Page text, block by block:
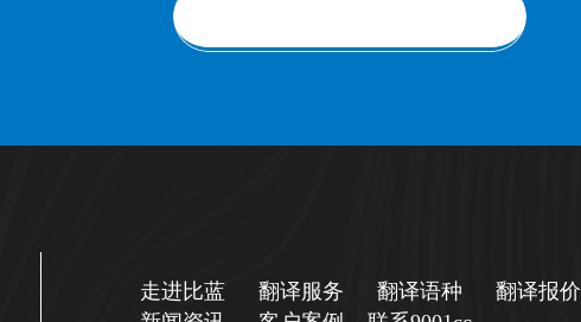
走进比蓝 翻译服务 翻译语种 翻译报价